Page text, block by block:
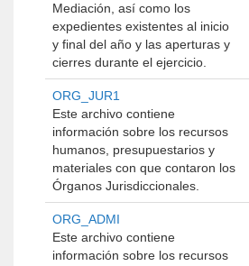
Mediación, así como los
expedientes existentes al inicio
y final del año y las aperturas y
cierres durante el ejercicio.
ORG_JUR1
Este archivo contiene
información sobre los recursos
humanos, presupuestarios y
materiales con que contaron los
Órganos Jurisdiccionales.
ORG_ADMI
Este archivo contiene
información sobre los recursos